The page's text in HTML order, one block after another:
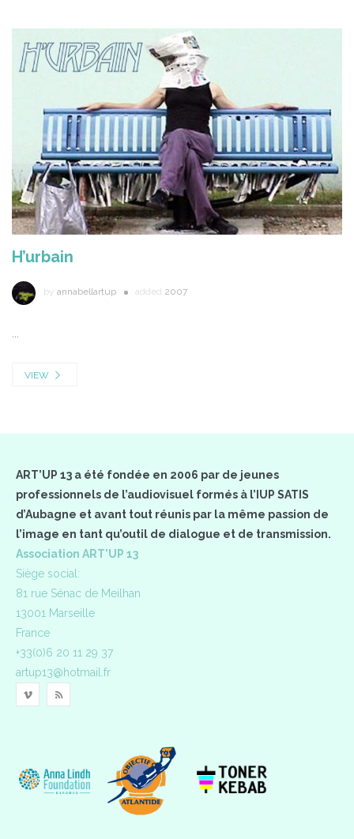
H’urbain
by annabellartup added 2007
...
VIEW
ART’UP 13 a été fondée en 2006 par de jeunes
professionnels de l’audiovisuel formés à l’IUP SATIS
d’Aubagne et avant tout réunis par la même passion de
l’image en tant qu’outil de dialogue et de transmission.
Association ART'UP 13
Siège social:
81 rue Sénac de Meilhan
13001 Marseille
France
+33(0)6 20 11 29 37
artup13@hotmail.fr